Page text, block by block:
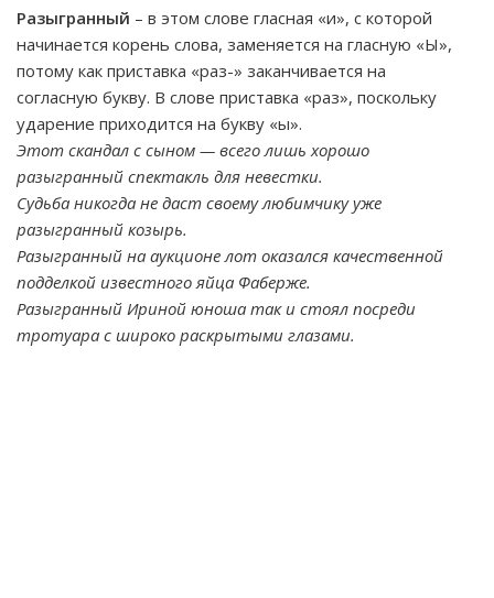
Разыгранный – в этом слове гласная «и», с которой
начинается корень слова, заменяется на гласную «Ы»,
потому как приставка «раз-» заканчивается на
согласную букву. В слове приставка «раз», поскольку
ударение приходится на букву «ы».
Этот скандал с сыном — всего лишь хорошо
разыгранный спектакль для невестки.
Судьба никогда не даст своему любимчику уже
разыгранный козырь.
Разыгранный на аукционе лот оказался качественной
подделкой известного яйца Фаберже.
Разыгранный Ириной юноша так и стоял посреди
тротуара с широко раскрытыми глазами.